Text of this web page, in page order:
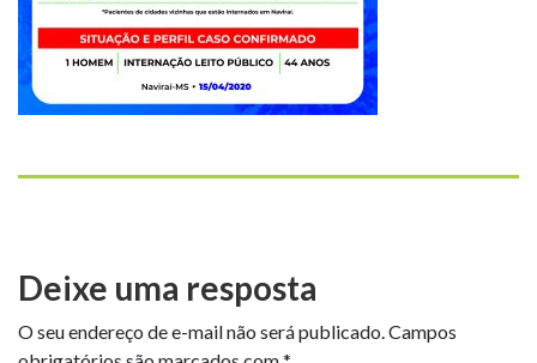
Deixe uma resposta
O seu endereço de e-mail não será publicado.Campos